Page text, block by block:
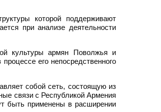
которой поддерживают
при анализе деятельности
культуры армян Поволжья и
его непосредственного
собой сеть, состоящую из
связи с Республикой Армения
быть применены в расширении